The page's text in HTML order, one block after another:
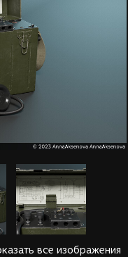
все изображения